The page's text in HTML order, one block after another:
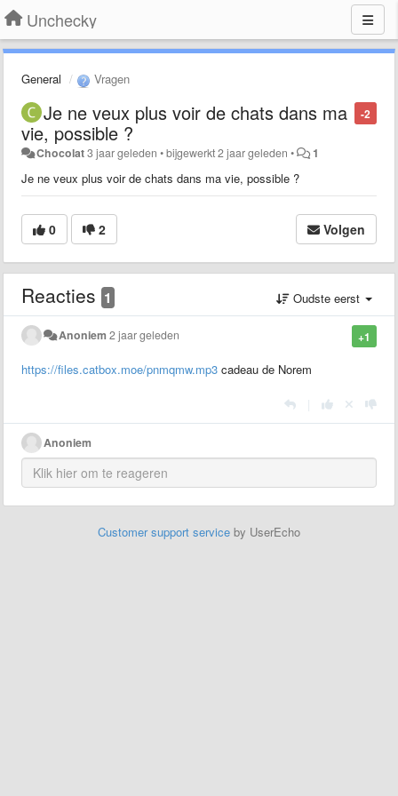
Unchecky
General Vragen
-2
Je ne veux plus voir de chats dans ma
vie, possible ?
Chocolat3 jaar geleden •bijgewerkt2 jaar geleden • 1
Je ne veux plus voir de chats dans ma vie, possible ?
0 2 Volgen
Reacties 1 Oudste eerst
+1
Anoniem 2 jaar geleden
https://files.catbox.moe/pnmqmw.mp3 cadeau de Norem
Anoniem
Customer support service by UserEcho